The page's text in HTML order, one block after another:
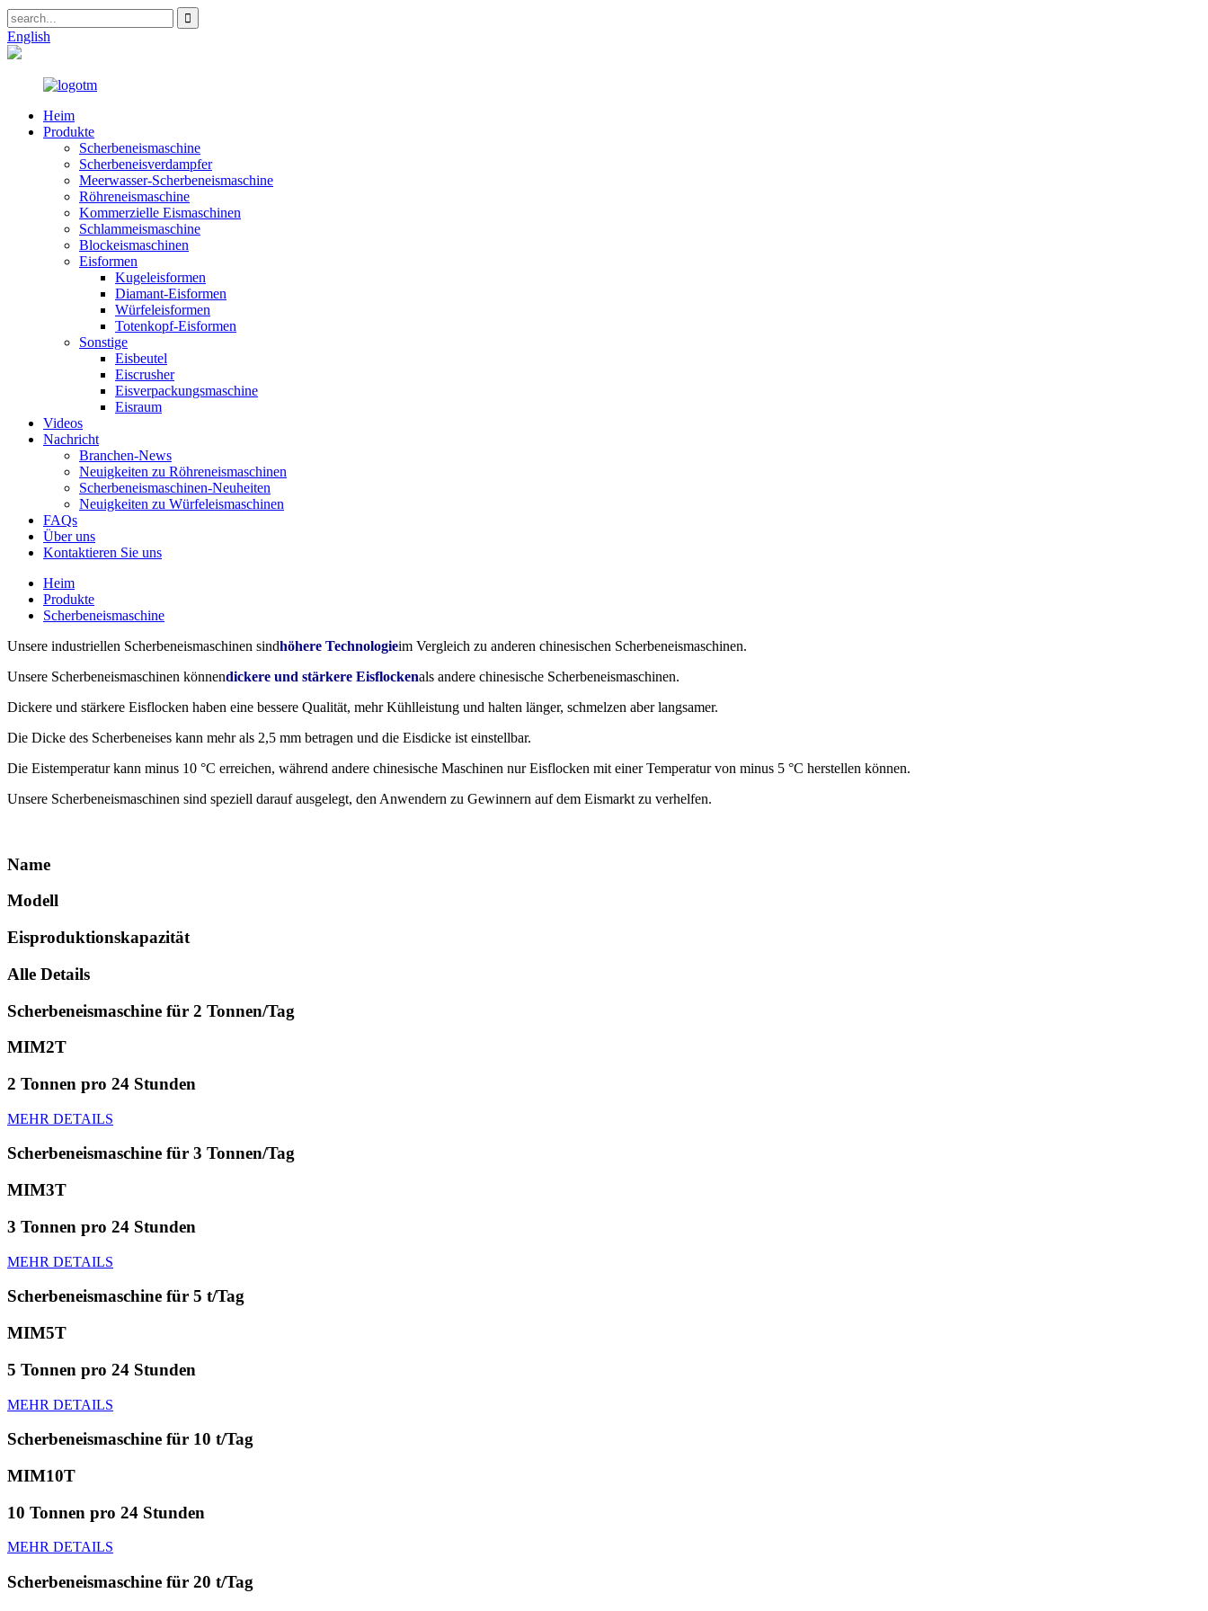
English
Heim
Produkte
Scherbeneismaschine
Scherbeneisverdampfer
Meerwasser-Scherbeneismaschine
Röhreneismaschine
Kommerzielle Eismaschinen
Schlammeismaschine
Blockeismaschinen
Eisformen
Kugeleisformen
Diamant-Eisformen
Würfeleisformen
Totenkopf-Eisformen
Sonstige
Eisbeutel
Eiscrusher
Eisverpackungsmaschine
Eisraum
Videos
Nachricht
Branchen-News
Neuigkeiten zu Röhreneismaschinen
Scherbeneismaschinen-Neuheiten
Neuigkeiten zu Würfeleismaschinen
FAQs
Über uns
Kontaktieren Sie uns
Heim
Produkte
Scherbeneismaschine
Unsere industriellen Scherbeneismaschinen sindhöhere Technologieim Vergleich zu anderen chinesischen Scherbeneismaschinen.
Unsere Scherbeneismaschinen könnendickere und stärkere Eisflockenals andere chinesische Scherbeneismaschinen.
Dickere und stärkere Eisflocken haben eine bessere Qualität, mehr Kühlleistung und halten länger, schmelzen aber langsamer.
Die Dicke des Scherbeneises kann mehr als 2,5 mm betragen und die Eisdicke ist einstellbar.
Die Eistemperatur kann minus 10 °C erreichen, während andere chinesische Maschinen nur Eisflocken mit einer Temperatur von minus 5 °C herstellen können.
Unsere Scherbeneismaschinen sind speziell darauf ausgelegt, den Anwendern zu Gewinnern auf dem Eismarkt zu verhelfen.
Name
Modell
Eisproduktionskapazität
Alle Details
Scherbeneismaschine für 2 Tonnen/Tag
MIM2T
2 Tonnen pro 24 Stunden
MEHR DETAILS
Scherbeneismaschine für 3 Tonnen/Tag
MIM3T
3 Tonnen pro 24 Stunden
MEHR DETAILS
Scherbeneismaschine für 5 t/Tag
MIM5T
5 Tonnen pro 24 Stunden
MEHR DETAILS
Scherbeneismaschine für 10 t/Tag
MIM10T
10 Tonnen pro 24 Stunden
MEHR DETAILS
Scherbeneismaschine für 20 t/Tag